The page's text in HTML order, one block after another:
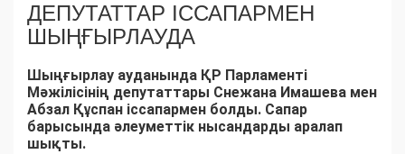
ДЕПУТАТТАР ІССАПАРМЕН
ШЫҢҒЫРЛАУДА
Шыңғырлау ауданында ҚР Пaрламенті
Мәжілісінің депутаттары Снежана Имашева мен
Абзал Құспан іссапармен болды. Сапар
барысында әлеуметтік нысандарды аралап
шықты.